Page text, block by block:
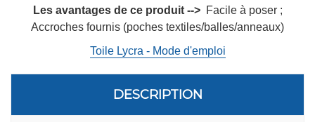
Les avantages de ce produit -->Facile à poser ;
Accroches fournis (poches textiles/balles/anneaux)
Toile Lycra - Mode d'emploi
DESCRIPTION